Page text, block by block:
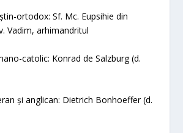
ortodox: Sf. Mc. Eupsihie din
Vadim, arhimandritul
catolic: Konrad de Salzburg (d.
și anglican: Dietrich Bonhoeffer (d.